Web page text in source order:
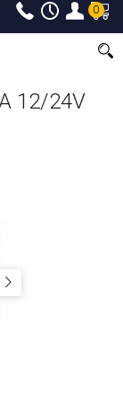
0
12/24V